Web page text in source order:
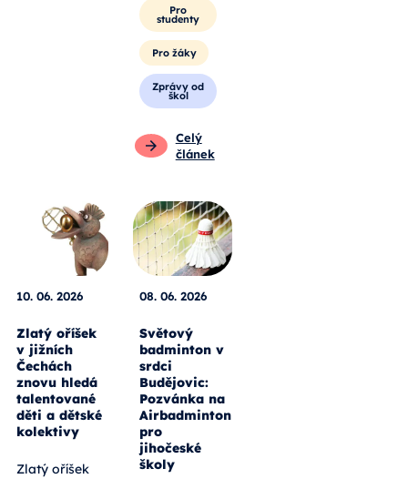
Pro
studenty
Pro žáky
Zprávy od
škol
Celý
článek
10. 06. 2026
Zlatý oříšek
v jižních
Čechách
znovu hledá
talentované
děti a dětské
kolektivy
Zlatý oříšek
08. 06. 2026
Světový
badminton v
srdci
Budějovic:
Pozvánka na
Airbadminton
pro
jihočeské
školy